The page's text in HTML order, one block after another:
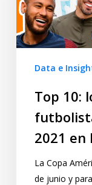
Data e
Top 10:
2021
La Copa
de junio y